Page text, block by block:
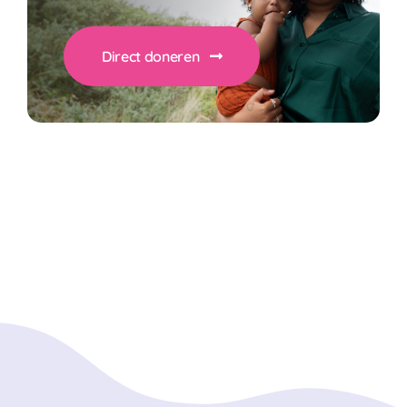
Direct doneren